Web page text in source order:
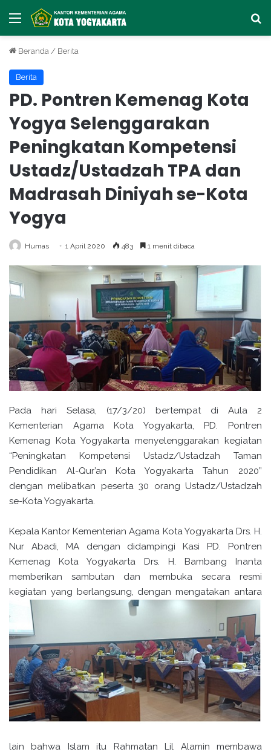
Menu
Beranda / Berita
Berita
PD. Pontren Kemenag Kota
Yogya Selenggarakan
Peningkatan Kompetensi
Ustadz/Ustadzah TPA dan
Madrasah Diniyah se-Kota
Yogya
Humas 1 April 2020 483 1 menit dibaca
Pada hari Selasa, (17/3/20) bertempat di Aula 2
Kementerian Agama Kota Yogyakarta, PD. Pontren
Kemenag Kota Yogyakarta menyelenggarakan kegiatan
“Peningkatan Kompetensi Ustadz/Ustadzah Taman
Pendidikan Al-Qur’an Kota Yogyakarta Tahun 2020”
dengan melibatkan peserta 30 orang Ustadz/Ustadzah
se-Kota Yogyakarta.
Kepala Kantor Kementerian Agama Kota Yogyakarta Drs. H.
Nur Abadi, MA dengan didampingi Kasi PD. Pontren
Kemenag Kota Yogyakarta Drs. H. Bambang Inanta
memberikan sambutan dan membuka secara resmi
kegiatan yang berlangsung, dengan mengatakan antara
lain bahwa Islam itu Rahmatan Lil Alamin membawa